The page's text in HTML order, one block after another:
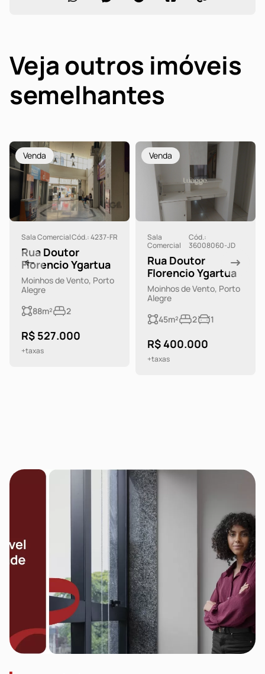
Veja outros imóveis
semelhantes
Venda
Sala ComercialCód.: 4237-FR
Rua Doutor
Florencio Ygartua
Moinhos de Vento, Porto
Alegre
88m²
2
R$ 527.000
+taxas
Venda
Sala
Comercial
Cód.:
36008060-JD
Rua Doutor
Florencio Ygartua
Moinhos de Vento, Porto
Alegre
45m²
2 1
R$ 400.000
+taxas